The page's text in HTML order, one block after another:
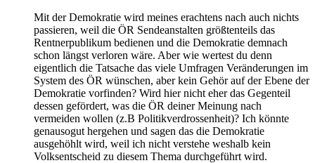
Mit der Demokratie wird meines erachtens nach auch nichts
passieren, weil die ÖR Sendeanstalten größtenteils das
Rentnerpublikum bedienen und die Demokratie demnach
schon längst verloren wäre. Aber wie wertest du denn
eigentlich die Tatsache das viele Umfragen Veränderungen im
System des ÖR wünschen, aber kein Gehör auf der Ebene der
Demokratie vorfinden? Wird hier nicht eher das Gegenteil
dessen gefördert, was die ÖR deiner Meinung nach
vermeiden wollen (z.B Politikverdrossenheit)? Ich könnte
genausogut hergehen und sagen das die Demokratie
ausgehöhlt wird, weil ich nicht verstehe weshalb kein
Volksentscheid zu diesem Thema durchgeführt wird.